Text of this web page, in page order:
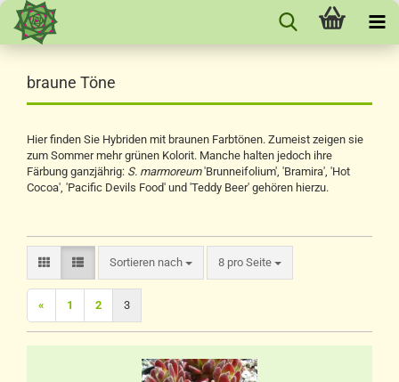
braune Töne
Hier finden Sie Hybriden mit braunen Farbtönen. Zumeist zeigen sie
zum Sommer mehr grünen Kolorit. Manche halten jedoch ihre
Färbung ganzjährig: S. marmoreum'Brunneifolium', 'Bramira', 'Hot
Cocoa', 'Pacific Devils Food' und 'Teddy Beer' gehören hierzu.
Sortieren nach
Sortieren nach 8 pro Seite
pro Seite
« 1 2 3